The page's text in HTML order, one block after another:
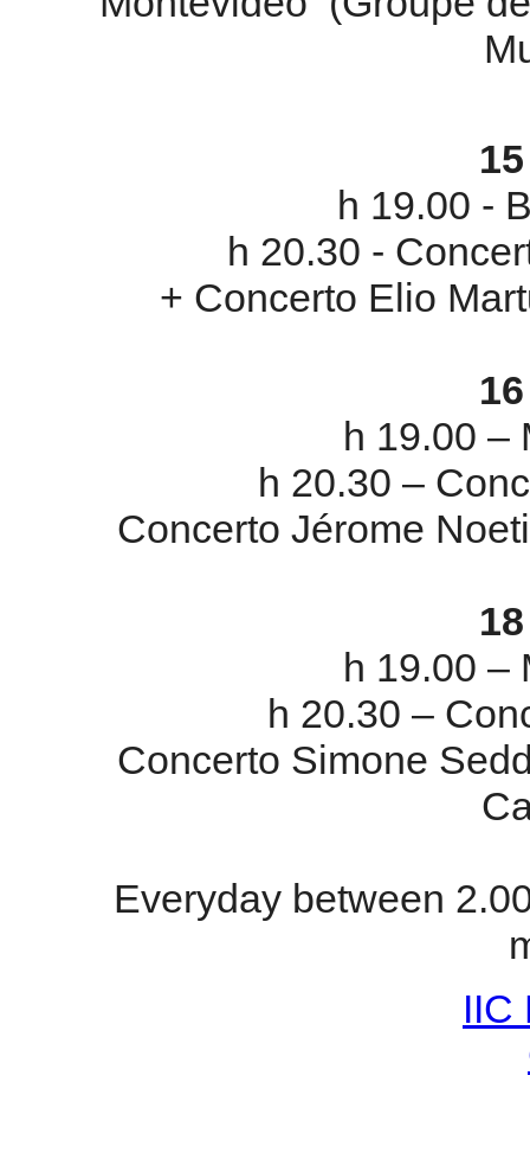
h 19.00 -
h 20.30 -
+ Concerto Elio
h 19.00 –
h 20.30 –
Concerto Jérome
h 19.00 –
h 20.30 –
Concerto Simone
Everyday between
IIC